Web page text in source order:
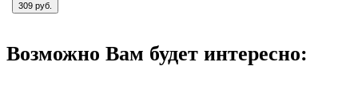
309 руб.
Возможно Вам будет интересно: